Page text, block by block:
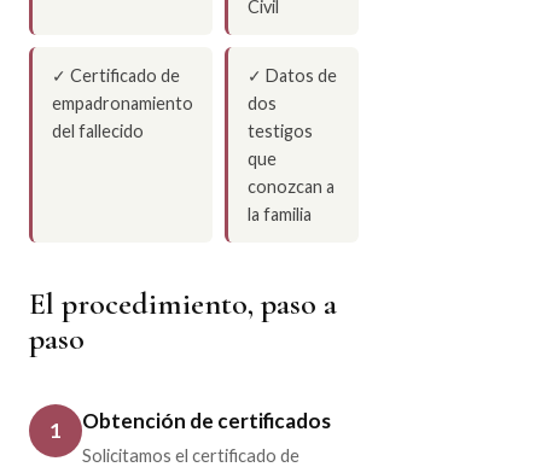
Civil
✓ Certificado de
empadronamiento
del fallecido
✓ Datos de
dos
testigos
que
conozcan a
la familia
El procedimiento, paso a
paso
1 Obtención de certificados
Solicitamos el certificado de